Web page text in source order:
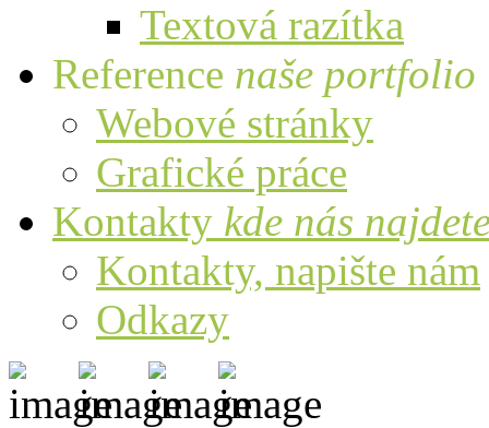
Textová razítka
Reference naše portfolio
Webové stránky
Grafické práce
Kontakty kde nás
Kontakty, napište nám
Odkazy